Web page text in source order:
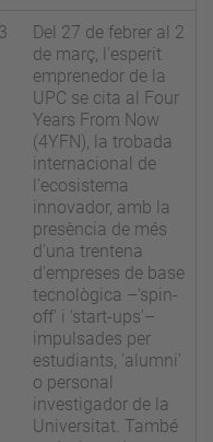
Del 27 de febrer al 2
de març, l'esperit
emprenedor de la
UPC se cita al Four
Years From Now
(4YFN), la trobada
internacional de
l’ecosistema
innovador, amb la
presència de més
d'una trentena
d'empreses de base
tecnològica –'spin-
off' i 'start-ups'–
impulsades per
estudiants, 'alumni'
o personal
investigador de la
Universitat. També